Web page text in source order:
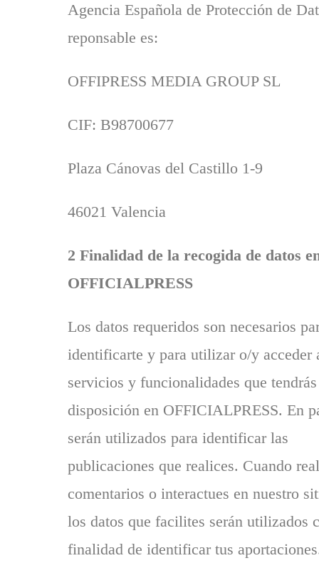
Agencia Española de Protección de
reponsable es:
OFFIPRESS MEDIA GROUP SL
CIF: B98700677
Plaza Cánovas del Castillo 1-9
46021 Valencia
2 Finalidad de la recogida de datos
OFFICIALPRESS
Los datos requeridos son necesarios
identificarte y para utilizar o/y acceder
servicios y funcionalidades que
disposición en OFFICIALPRESS. En
serán utilizados para identificar las
publicaciones que realices. Cuando
comentarios o interactues en nuestro
los datos que facilites serán utilizados
finalidad de identificar tus